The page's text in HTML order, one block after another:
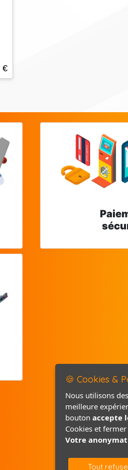
€
🍪 Cookies &
Nous utilisons
meilleure
bouton accepte
Cookies et
Votre
Tout